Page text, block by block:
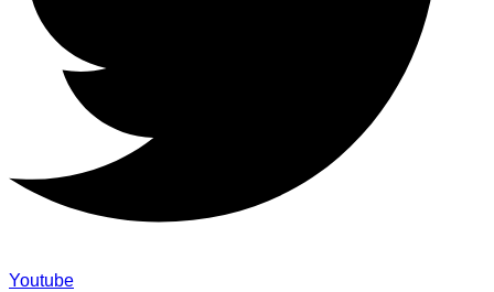
Youtube